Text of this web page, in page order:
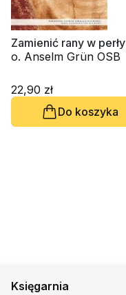
Zamienić rany w perły
o. Anselm Grün OSB
22,90 zł
Do koszyka
Księgarnia